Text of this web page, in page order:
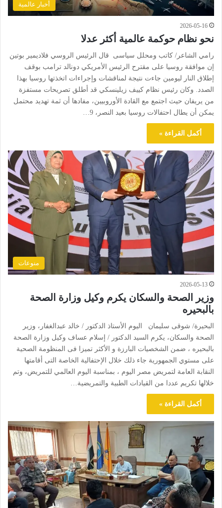
أخبار عالمية
2026-05-16
نحو نظام حوكمة عالمية أكثر عدلا
رامي الشاعر/ كاتب ومحلل سياسى قال الرئيس الروسي فلاديمير بوتين
إن موافقة روسيا على مقترح الرئيس الأمريكي دونالد ترامب بوقف
إطلاق النار ليومين جاءت نتيجة لمناقشات وإجراءات اتخذتها روسيا بهذا
الصدد. وكان رئيس نظام كييف زيلينسكي قد أطلق تصريحات مستفزة
من يريفان حيث اجتمع مع القادة الأوروبيين، مفادها أن ثمة تهديد محتمل
يمكن أن يطال احتفالات روسيا بعيد النصر، 9…
أكمل القراءة »
منوعات
2026-05-13
وزير الصحة والسكان يكرم وكيل وزارة الصحة
بالبحيره
البحيرة/ شوقى سليمان اليوم الأستاذ الدكتور / خالد عبدالغفار، وزير
الصحة والسكان، يكرم السيد الدكتور / إسلام عساف وكيل وزارة الصحة
بالبحيره ، ضمن الشخصيات البارزة و الأكثر تميزا فى المنظومة الصحية
على مستوي الجمهورية جاء ذلك خلال الإحتفالية الخاصة التى أقامتها
النقابة العامة لتمريض مصر اليوم ، بمناسبة اليوم العالمي للتمريض، وتم
خلالها تكريم عددا من القيادات الطبية والتمريضية…
أكمل القراءة »